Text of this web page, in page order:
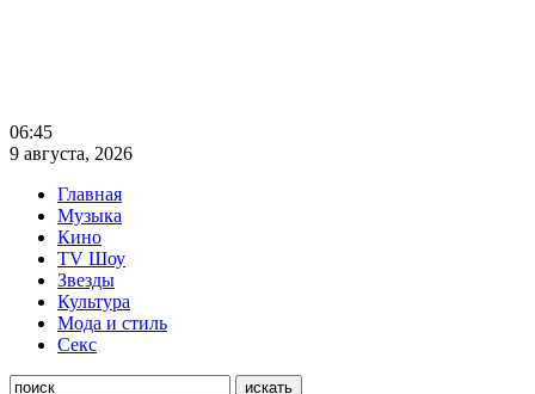
06:45
9 августа, 2026
Главная
Музыка
Кино
TV Шоу
Звезды
Культура
Мода и стиль
Секс